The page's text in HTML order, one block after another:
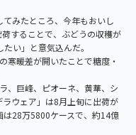
みたところ、今年もおいし
することで、ぶどうの収穫が
い」と意気込んだ。
寒暖差が開いたことで糖度・
、巨峰、ピオーネ、黄華、シ
ウェア」は8月上旬に出荷が
28万5800ケースで、約14億